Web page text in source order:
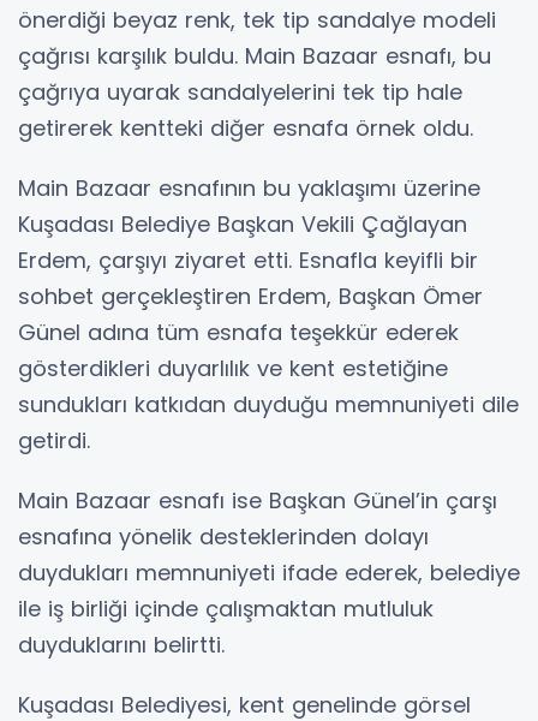
önerdiği beyaz renk, tek tip sandalye modeli
çağrısı karşılık buldu. Main Bazaar esnafı, bu
çağrıya uyarak sandalyelerini tek tip hale
getirerek kentteki diğer esnafa örnek oldu.
Main Bazaar esnafının bu yaklaşımı üzerine
Kuşadası Belediye Başkan Vekili Çağlayan
Erdem, çarşıyı ziyaret etti. Esnafla keyifli bir
sohbet gerçekleştiren Erdem, Başkan Ömer
Günel adına tüm esnafa teşekkür ederek
gösterdikleri duyarlılık ve kent estetiğine
sundukları katkıdan duyduğu memnuniyeti dile
getirdi.
Main Bazaar esnafı ise Başkan Günel’in çarşı
esnafına yönelik desteklerinden dolayı
duydukları memnuniyeti ifade ederek, belediye
ile iş birliği içinde çalışmaktan mutluluk
duyduklarını belirtti.
Kuşadası Belediyesi, kent genelinde görsel